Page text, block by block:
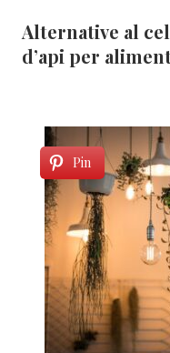
Alternative al
d’api per
Pin